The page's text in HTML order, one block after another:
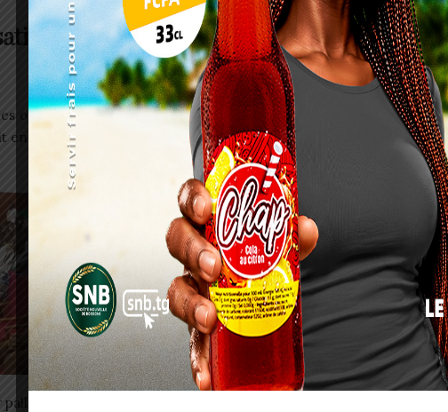
pour le don de sang à Kara face à la
ont été collectées par le PCD pour un besoin de la région estimée
environ 60 pour cent du taux de couverture.
Boukpessi Essohanam Hadarou, président
de l’ASDOBESKA explique ce choix de date :
« nous décidons de célébrer cette journée
en différé souvent entre fin juin et août
parce que c’est en ce moment qu’il y a la
pénurie de sang ». Les donneurs potentiels
sont des élèves et étudiants en vacances, ce
qui accentue la pénurie. « Cette journée est
une journée de reconnaissance aux
donneurs et nous permet de faire les
à la pénurie », a-t-il indiqué.